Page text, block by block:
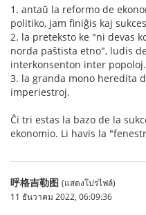
1. antaŭ la reformo de
politiko, jam finiĝis kaj
2. la preteksto ke "ni devas
norda paŝtista etno", ludis
interkonsenton inter popoloj.
3. la granda mono heredita
imperiestroj.
Ĉi tri estas la bazo de la
ekonomio. Li havis la
呼格吉勒图 (แสดงโปรไฟล์)
11 ธันวาคม 2022, 06:09:36